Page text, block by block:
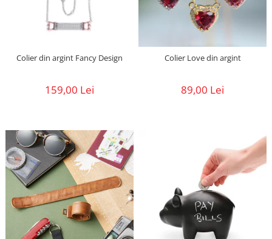
Colier din argint Fancy Design
159,00 Lei
Colier Love din argint
89,00 Lei